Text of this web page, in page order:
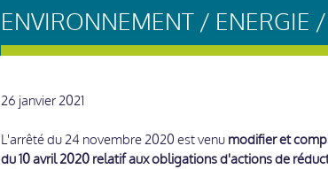
ENVIRONNEMENT / ENERGIE
26 janvier 2021
L'arrêté du 24 novembre 2020 est venu modifier et
du 10 avril 2020 relatif aux obligations d'actions de